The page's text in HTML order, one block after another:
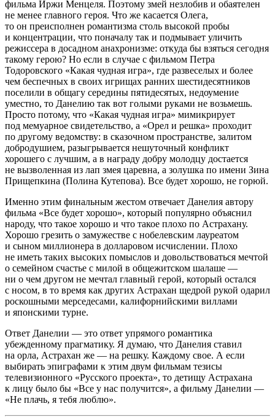
фильма Иржи Менцеля. Поэтому змей незлобив и обаятелен
не менее главного героя. Что же касается Олега,
то он преисполнен романтизма столь высокой пробы
и концентрации, что поначалу так и подмывает уличить
режиссера в досадном анахронизме: откуда бы взяться сегодня
такому герою? Но если в случае с фильмом Петра
Тодоровского «Какая чудная игра», где развеселых и более
чем беспечных в своих игрищах ранних шестидесятников
поселили в общагу середины пятидесятых, недоумение
уместно, то Данелию так вот голыми руками не возьмешь.
Просто потому, что «Какая чудная игра» мимикрирует
под мемуарное свидетельство, а «Орел и решка» проходит
по другому ведомству: в сказочном пространстве, залитом
добродушием, разыгрывается нешуточный конфликт
хорошего с лучшим, а в награду добру молодцу достается
не вызволенная из лап змея царевна, а золушка по имени Зина
Прищепкина (Полина Кутепова). Все будет хорошо, не горюй.
Именно этим финальным жестом отвечает Данелия автору
фильма «Все будет хорошо», который популярно объяснил
народу, что такое хорошо и что такое плохо по Астрахану.
Хорошо грезить о замужестве с нобелевским лауреатом
и сыном миллионера в долларовом исчислении. Плохо
не иметь таких высоких помыслов и довольствоваться мечтой
о семейном счастье с милой в общежитском шалаше —
ни о чем другом не мечтал главный герой, который остался
с носом, в то время как других Астрахан щедрой рукой одарил
роскошными мерседесами, калифорнийскими виллами
и японскими турне.
Ответ Данелии — это ответ упрямого романтика
убежденному прагматику. Я думаю, что Данелия ставил
на орла, Астрахан же — на решку. Каждому свое. А если
выбирать эпиграфами к этим двум фильмам тезисы
телевизионного «Русского проекта», то детищу Астрахана
к лицу было бы «Все у нас получится», а фильму Данелии —
«Не плачь, я тебя люблю».